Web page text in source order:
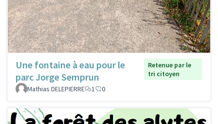
Une fontaine à eau pour le
parc Jorge Semprun
Retenue par le
tri citoyen
Mathias DELEPIERRE
1 0